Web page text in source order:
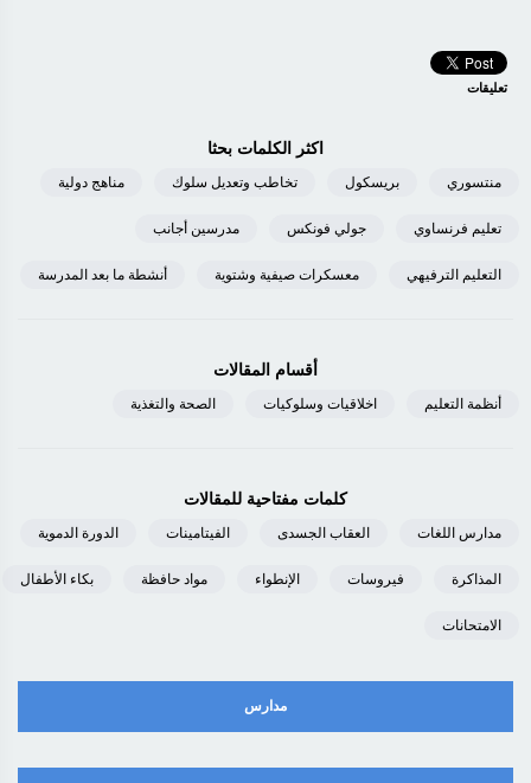
تعليقات
اكثر الكلمات بحثا
منتسوري بريسكول تخاطب وتعديل سلوك مناهج دولية
تعليم فرنساوي جولي فونكس مدرسين أجانب
التعليم الترفيهي معسكرات صيفية وشتوية أنشطة ما بعد المدرسة
أقسام المقالات
أنظمة التعليم اخلاقيات وسلوكيات الصحة والتغذية
كلمات مفتاحية للمقالات
مدارس اللغات العقاب الجسدى الفيتامينات الدورة الدموية
المذاكرة فيروسات الإنطواء مواد حافظة بكاء الأطفال
الامتحانات
مدارس